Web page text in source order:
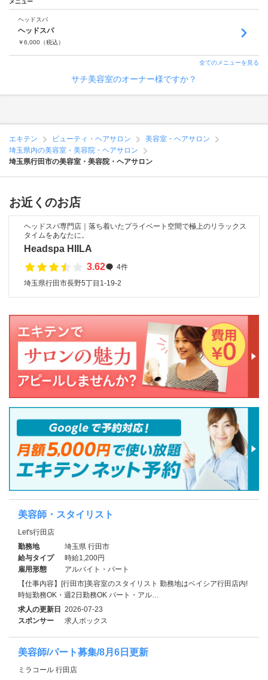
メニュー
ヘッドスパ
ヘッドスパ
￥6,000 （税込）
全てのメニューを見る
サチ美容室のオーナー様ですか？
エキテン ビューティ・ヘアサロン
美容室・ヘアサロン
埼玉県内の美容室・美容院・ヘアサロン
埼玉県行田市の美容室・美容院・ヘアサロン
お近くのお店
ヘッドスパ専門店｜落ち着いたプライベート空間で極上のリラックス
タイムをあなたに。
Headspa HIILA
3.62
4件
埼玉県行田市長野5丁目1-19-2
美容師・スタイリスト
Let's行田店
勤務地
埼玉県 行田市
給与タイプ
時給1,200円
雇用形態
アルバイト・パート
【仕事内容】[行田市]美容室のスタイリスト 勤務地はベイシア行田店内!
時短勤務OK・週2日勤務OK パート・アル…
求人の更新日 2026-07-23
スポンサー
求人ボックス
美容師/パート募集/8月6日更新
ミラコール 行田店